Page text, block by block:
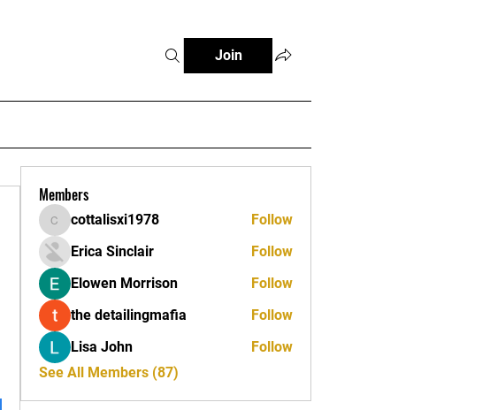
Join
Members
cottalisxi1978
cottalisxi1978
Follow
Erica Sinclair
Follow
Elowen Morrison
Follow
the detailingmafia
Follow
Lisa John
Follow
See All Members (87)